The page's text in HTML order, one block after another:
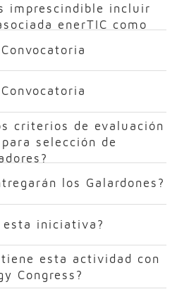
imprescindible incluir
enerTIC como
criterios de evaluación
selección de
los Galardones?
esta iniciativa?
esta actividad con
Congress?